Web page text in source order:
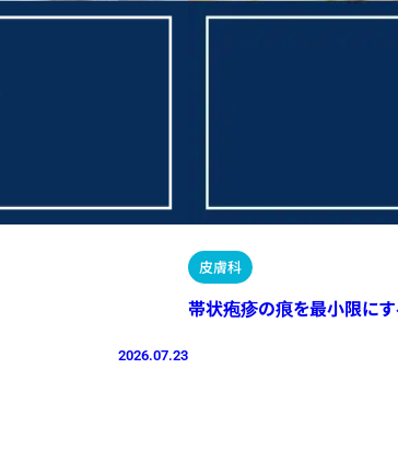
2026.07.23
皮膚科
帯状疱疹の痕を最小限にす